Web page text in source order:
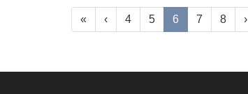
« ‹ 4 5 6 7 8 ›